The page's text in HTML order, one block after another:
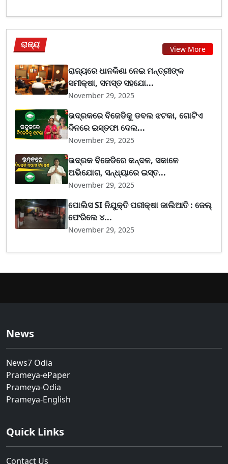
ରାଜ୍ୟ View More
ରାଜ୍ୟରେ ଧାନକିଣା ନେଇ ମନ୍ତ୍ରୀଙ୍କ
ସମୀକ୍ଷା, ସମସ୍ତ ସହଯୋ...
November 29, 2025
ଭଦ୍ରକରେ ବିଜେଡିକୁ ଡବଲ ଝଟକା, ଗୋଟିଏ
ଦିନରେ ଇସ୍ତଫା ଦେଲ...
November 29, 2025
ଭଦ୍ରକ ବିଜେଡିରେ କନ୍ଦଳ, ସକାଳେ
ଅଭିଯୋଗ, ସନ୍ଧ୍ୟାରେ ଇସ୍ତ...
November 29, 2025
ପୋଲିସ SI ନିଯୁକ୍ତି ପରୀକ୍ଷା ଜାଲିଆତି : ଜେଲ୍
ଫେରିଲେ ୪...
November 29, 2025
News
News7 Odia
Prameya-ePaper
Prameya-Odia
Prameya-English
Quick Links
Contact Us